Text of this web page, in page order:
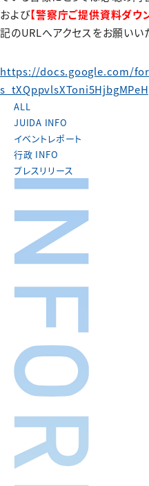
および【警察庁ご提供資料ダウ
記のURLへアクセスをお願いい
https://docs.google.com/
ALL
JUIDA INFO
イベントレポート
行政 INFO
プレスリリース